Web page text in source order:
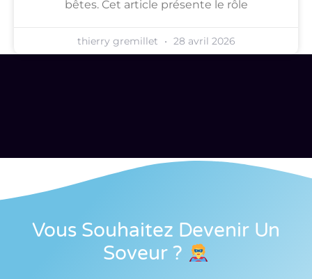
bêtes. Cet article présente le rôle
thierry gremillet 28 avril 2026
Vous Souhaitez Devenir Un
Soveur ?